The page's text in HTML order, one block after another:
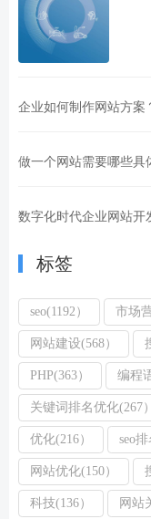
企业如何制作网站方案
做一个网站需要哪些具
数字化时代企业网站开
标签
seo(1192） 市场
网站建设(568）
PHP(363） 编程
关键词排名优化(267）
优化(216） seo排
网站优化(150）
科技(136） 网站